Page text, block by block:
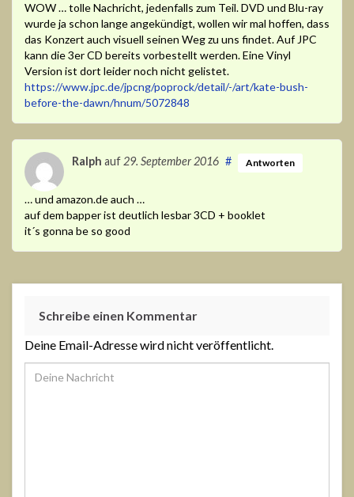
WOW … tolle Nachricht, jedenfalls zum Teil. DVD und Blu-ray
wurde ja schon lange angekündigt, wollen wir mal hoffen, dass
das Konzert auch visuell seinen Weg zu uns findet. Auf JPC
kann die 3er CD bereits vorbestellt werden. Eine Vinyl
Version ist dort leider noch nicht gelistet.
https://www.jpc.de/jpcng/poprock/detail/-/art/kate-bush-
before-the-dawn/hnum/5072848
Ralph auf29. September 2016 # Antworten
… und amazon.de auch …
auf dem bapper ist deutlich lesbar 3CD + booklet
it´s gonna be so good
Schreibe einen Kommentar
Deine Email-Adresse wird nicht veröffentlicht.